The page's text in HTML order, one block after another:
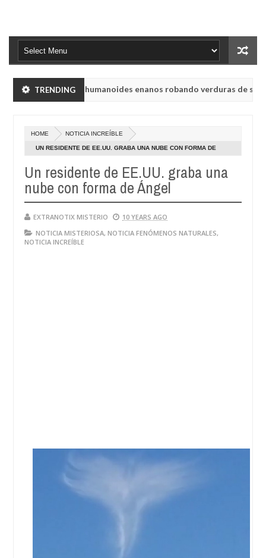
TRENDING
vieron a humanoides enanos robando verduras de sus
vieron a humanoides enanos robando verduras de sus
de radio rusa UVB-76, conocida como la radio del fin del
HOME NOTICIA INCREÍBLE
UN RESIDENTE DE EE.UU. GRABA UNA NUBE CON FORMA DE
Un residente de EE.UU. graba una
nube con forma de Ángel
EXTRANOTIX MISTERIO
10 YEARS AGO
NOTICIA MISTERIOSA, NOTICIA FENÓMENOS NATURALES,
NOTICIA INCREÍBLE